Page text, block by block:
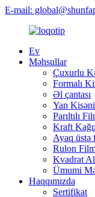
E-mail:
Ev
Məhsullar
Çuxurlu
Formalı
Əl çantası
Yan
Parıltılı
Kraft
Ayaq üstə
Rulon
Kvadrat
Ümumi
Haqqımızda
Sertifikat